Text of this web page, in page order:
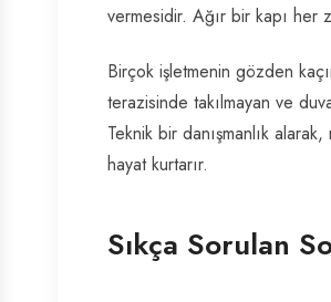
vermesidir. Ağır bir kapı her
Birçok işletmenin gözden
terazisinde takılmayan ve
Teknik bir danışmanlık
hayat kurtarır.
Sıkça Sorulan